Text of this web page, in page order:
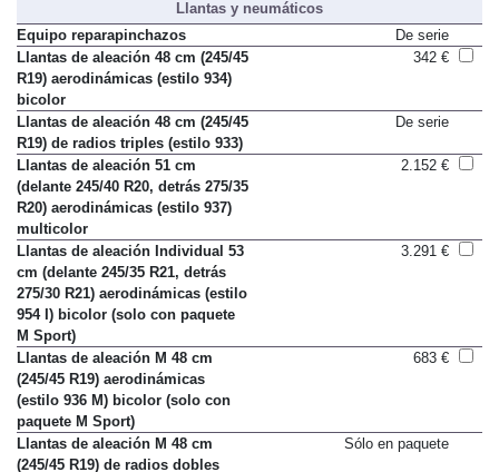
Llantas y neumáticos
Equipo reparapinchazos
De serie
Llantas de aleación 48 cm (245/45
R19) aerodinámicas (estilo 934)
bicolor
Llantas de aleación 48 cm (245/45
R19) de radios triples (estilo 933)
Llantas de aleación 51 cm
(delante 245/40 R20, detrás 275/35
R20) aerodinámicas (estilo 937)
multicolor
Llantas de aleación Individual 53
cm (delante 245/35 R21, detrás
275/30 R21) aerodinámicas (estilo
954 I) bicolor (solo con paquete
M Sport)
Llantas de aleación M 48 cm
(245/45 R19) aerodinámicas
(estilo 936 M) bicolor (solo con
paquete M Sport)
Llantas de aleación M 48 cm